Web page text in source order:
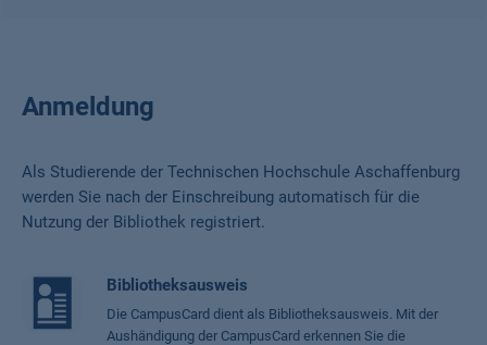
Anmeldung
Als Studierende der Technischen Hochschule Aschaffenburg
werden Sie nach der Einschreibung automatisch für die
Nutzung der Bibliothek registriert.
Bibliotheksausweis
Die CampusCard dient als Bibliotheksausweis. Mit der
Aushändigung der CampusCard erkennen Sie die